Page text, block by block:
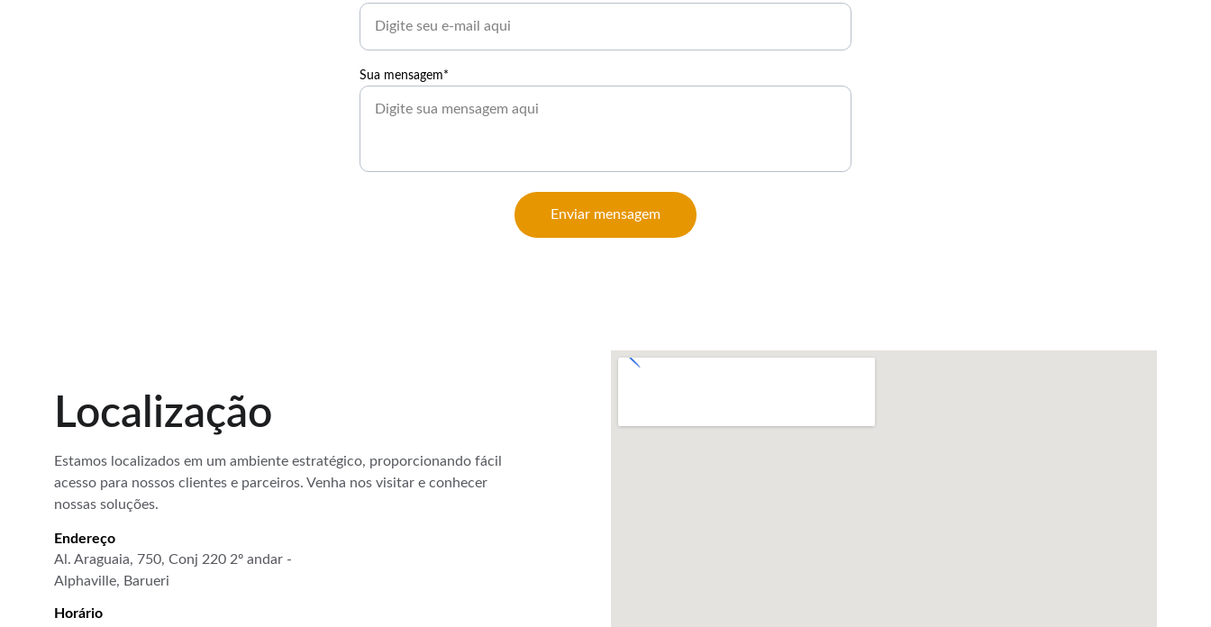
Sua mensagem*
Enviar mensagem
Localização
Estamos localizados em um ambiente estratégico, proporcionando fácil
acesso para nossos clientes e parceiros. Venha nos visitar e conhecer
nossas soluções.
Endereço
Al. Araguaia, 750, Conj 220 2º andar -
Alphaville, Barueri
Horário